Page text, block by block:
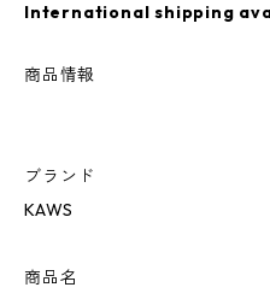
International shipping
商品情報
ブランド
KAWS
商品名